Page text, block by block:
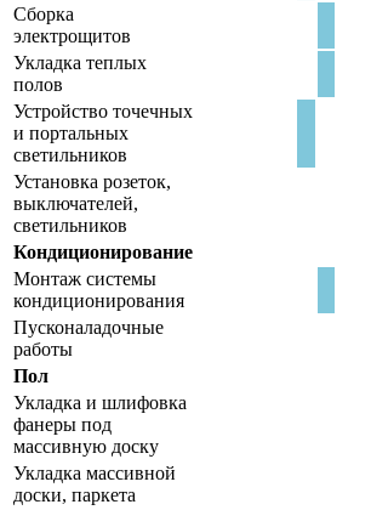
Сборка
электрощитов
Укладка теплых
полов
Устройство точечных
и портальных
светильников
Установка розеток,
выключателей,
светильников
Кондиционирование
Монтаж системы
кондиционирования
Пусконаладочные
работы
Пол
Укладка и шлифовка
фанеры под
массивную доску
Укладка массивной
доски, паркета